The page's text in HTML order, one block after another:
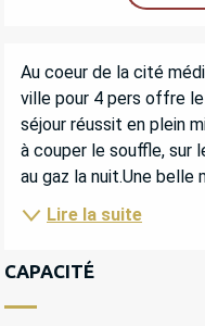
DESCRIPTION
Au coeur de la cité
ville pour 4 pers offre
séjour réussit en plein
à couper le souffle, sur
au gaz la nuit.Une belle
Lire la suite
CAPACITÉ